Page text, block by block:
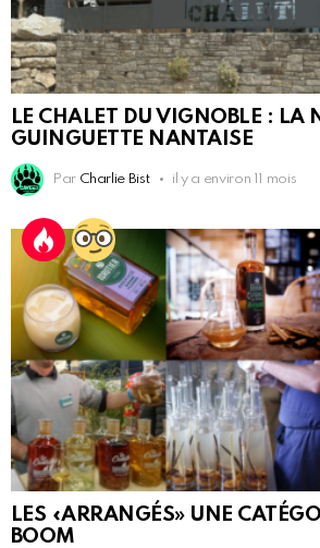
LE CHALET DU VIGNOBLE : LA
GUINGUETTE NANTAISE
Par Charlie Bist il y a environ 11 mois
LES «ARRANGÉS» UNE
BOOM